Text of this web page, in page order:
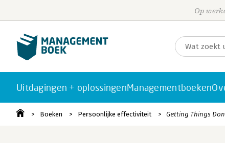
Op
Uitdagingen + oplossingenManagementboeken
Boeken Persoonlijke effectiviteit Getting Things